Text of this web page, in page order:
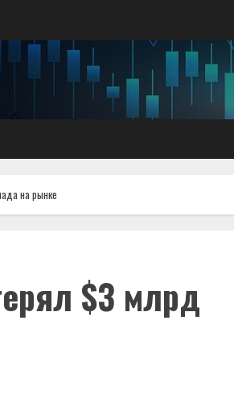
на рынке
$3 млрд